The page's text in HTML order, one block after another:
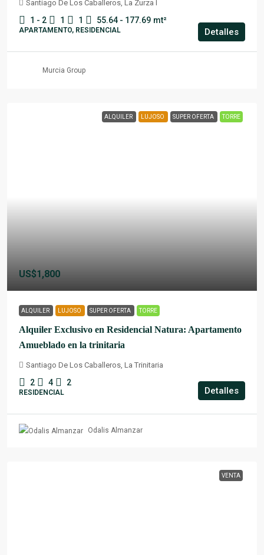
Santiago De Los Caballeros, La Zurza I
1 - 2 1 1 55.64 - 177.69 mt²
APARTAMENTO, RESIDENCIAL Detalles
Murcia Group
ALQUILER LUJOSO SUPER OFERTA TORRE
US$1,800
ALQUILER LUJOSO SUPER OFERTA TORRE
Alquiler Exclusivo en Residencial Natura: Apartamento
Amueblado en la trinitaria
Santiago De Los Caballeros, La Trinitaria
2 4 2
RESIDENCIAL Detalles
Odalis Almanzar
VENTA